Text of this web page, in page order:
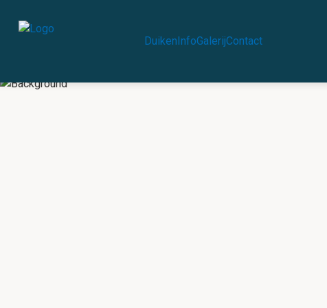
DuikenInfoGalerijContact